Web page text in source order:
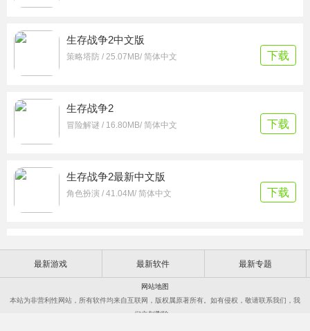
生存战争2中文版
策略塔防 / 25.07MB/ 简体中文 下载
生存战争2
冒险解谜 / 16.80MB/ 简体中文 下载
生存战争2最新中文版
角色扮演 / 41.04M/ 简体中文 下载
最新游戏 最新软件 最新专题
网站地图
本站为非营利性网站，所有软件均来自互联网，版权属原著所有。如有侵权，敬请联系我们，我
们立刻删除。